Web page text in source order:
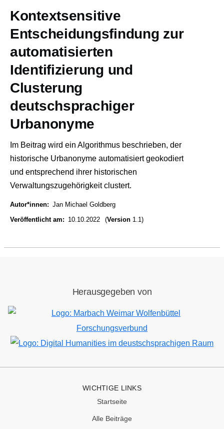
Kontextsensitive
Entscheidungsfindung zur
automatisierten
Identifizierung und
Clusterung
deutschsprachiger
Urbanonyme
Im Beitrag wird ein Algorithmus beschrieben, der
historische Urbanonyme automatisiert geokodiert
und entsprechend ihrer historischen
Verwaltungszugehörigkeit clustert.
Autor*innen
Jan Michael Goldberg
Veröffentlicht am
10.10.2022 (Version 1.1)
Herausgegeben von
Bild
Bild
WICHTIGE LINKS
Startseite
Alle Beiträge